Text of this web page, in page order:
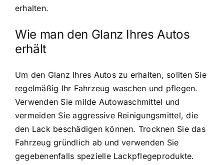
erhalten.
Wie man den Glanz Ihres Autos
erhält
Um den Glanz Ihres Autos zu erhalten, sollten Sie
regelmäßig Ihr Fahrzeug waschen und pflegen.
Verwenden Sie milde Autowaschmittel und
vermeiden Sie aggressive Reinigungsmittel, die
den Lack beschädigen können. Trocknen Sie das
Fahrzeug gründlich ab und verwenden Sie
gegebenenfalls spezielle Lackpflegeprodukte.